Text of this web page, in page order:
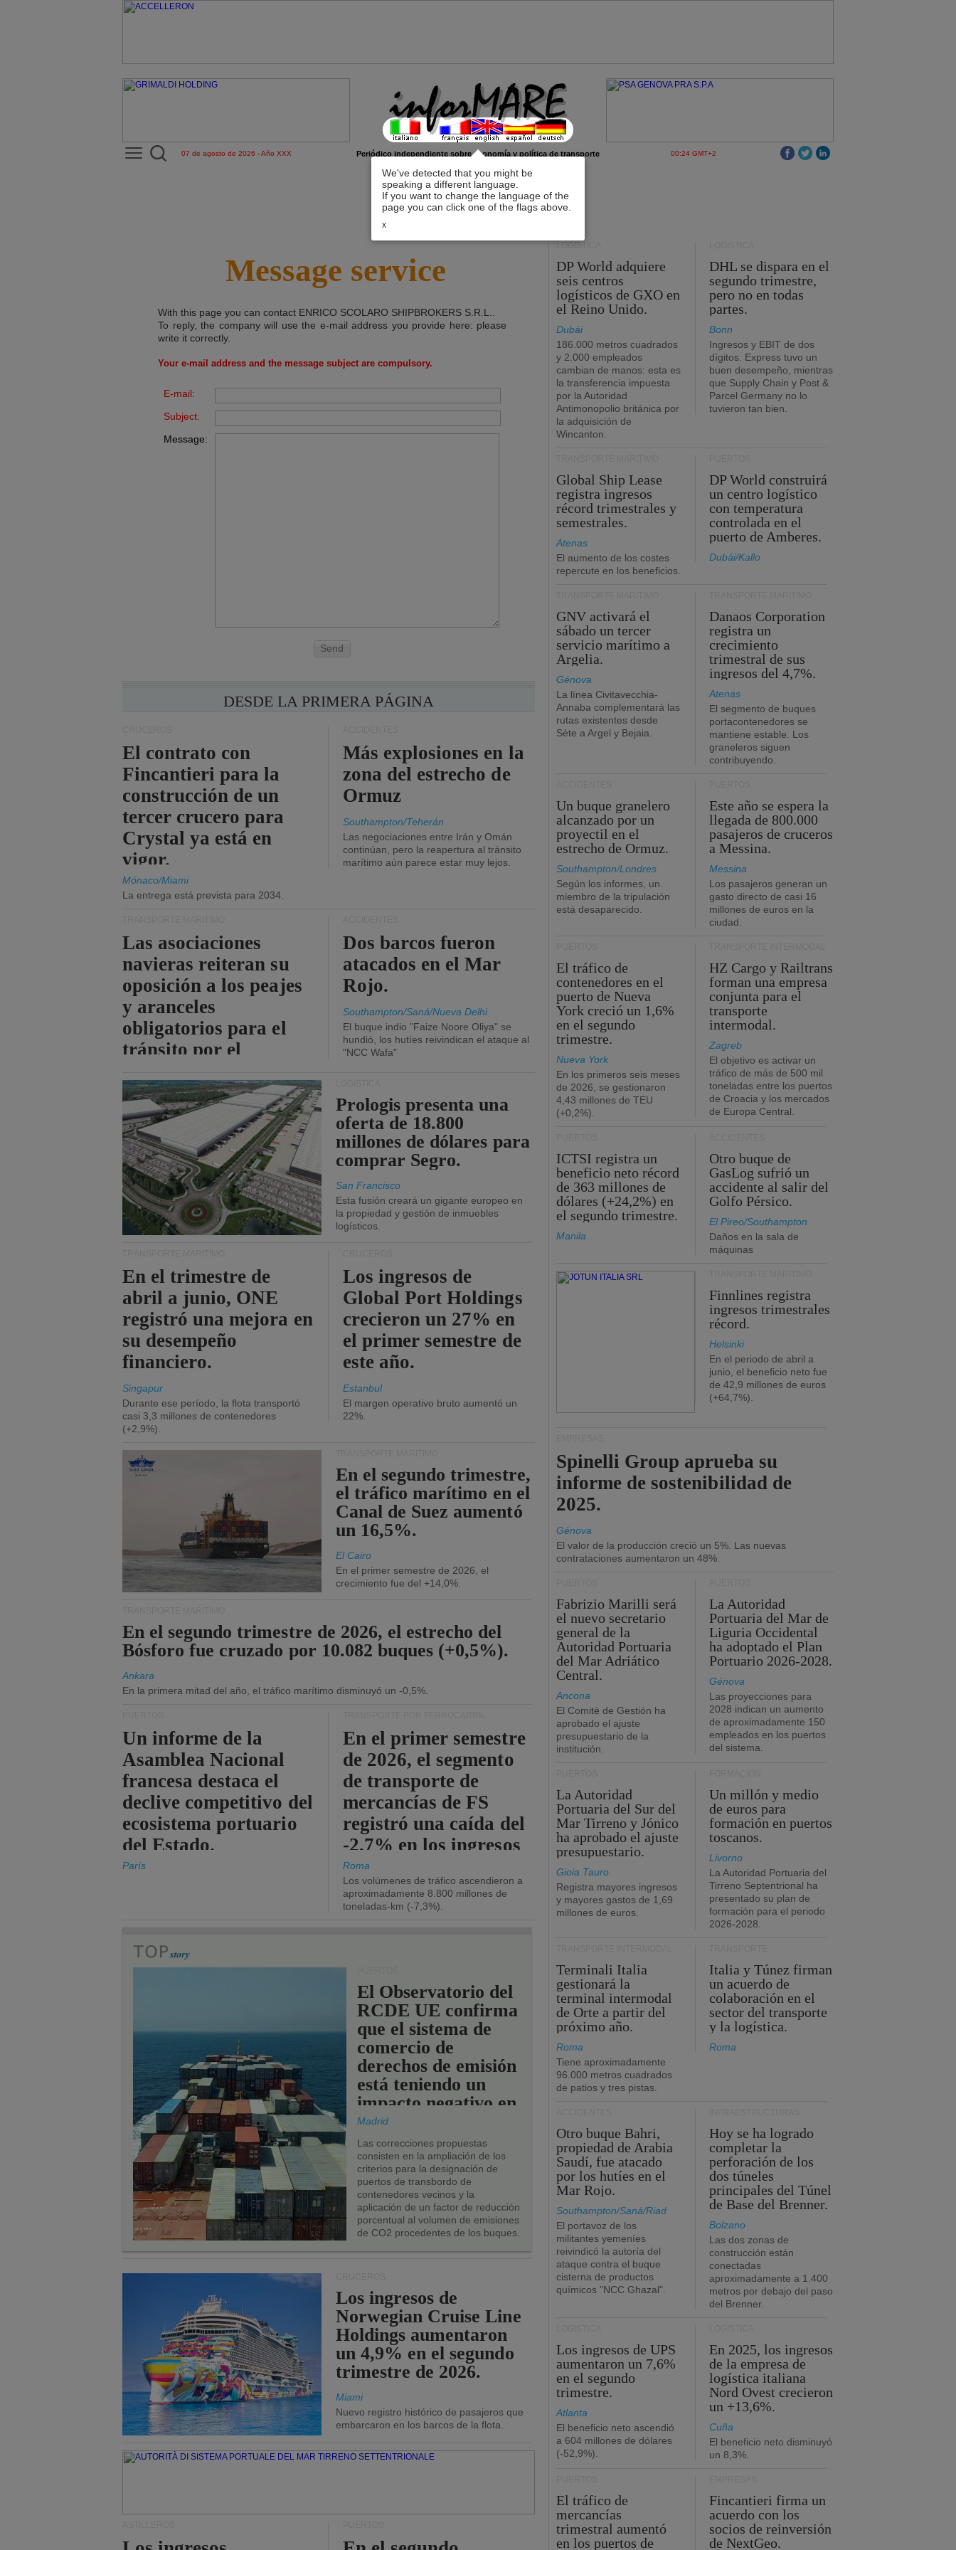
We've detected that you might be
speaking a different language.
If you want to change the language of the
page you can click one of the flags above.
x
07 de agosto de 2026 - Año XXX Periódico independiente sobre economía y política de transporte 00:24 GMT+2
Message service
With this page you can contact ENRICO SCOLARO SHIPBROKERS S.R.L.
To reply, the company will use the e-mail address you provide here: please
write it correctly.
Your e-mail address and the message subject are compulsory.
E-mail:
Subject:
Message:
Send
DESDE LA PRIMERA PÁGINA
El contrato con
Fincantieri para la
construcción de un
tercer crucero para
Crystal ya está en
vigor.
Mónaco/Miami
La entrega está prevista para 2034.
Más explosiones en la
zona del estrecho de
Ormuz
Southampton/Teherán
Las negociaciones entre Irán y Omán
continúan, pero la reapertura al tránsito
marítimo aún parece estar muy lejos.
Las asociaciones
navieras reiteran su
oposición a los peajes
y aranceles
obligatorios para el
tránsito por el
Dos barcos fueron
atacados en el Mar
Rojo.
Southampton/Saná/Nueva Delhi
El buque indio "Faize Noore Oliya" se
hundió, los hutíes reivindican el ataque al
"NCC Wafa"
Prologis presenta una
oferta de 18.800
millones de dólares para
comprar Segro.
San Francisco
Esta fusión creará un gigante europeo en
la propiedad y gestión de inmuebles
logísticos.
En el trimestre de
abril a junio, ONE
registró una mejora en
su desempeño
financiero.
Singapur
Durante ese período, la flota transportó
casi 3,3 millones de contenedores
(+2,9%).
Los ingresos de
Global Port Holdings
crecieron un 27% en
el primer semestre de
este año.
Estanbul
El margen operativo bruto aumentó un
22%.
En el segundo trimestre,
el tráfico marítimo en el
Canal de Suez aumentó
un 16,5%.
El Cairo
En el primer semestre de 2026, el
crecimiento fue del +14,0%.
En el segundo trimestre de 2026, el estrecho del
Bósforo fue cruzado por 10.082 buques (+0,5%).
Ankara
En la primera mitad del año, el tráfico marítimo disminuyó un -0,5%.
Un informe de la
Asamblea Nacional
francesa destaca el
declive competitivo del
ecosistema portuario
del Estado.
París
En el primer semestre
de 2026, el segmento
de transporte de
mercancías de FS
registró una caída del
-2,7% en los ingresos
operativos.
Roma
Los volúmenes de tráfico ascendieron a
aproximadamente 8.800 millones de
toneladas-km (-7,3%).
El Observatorio del
RCDE UE confirma
que el sistema de
comercio de
derechos de emisión
está teniendo un
impacto negativo en
los puertos de la
UE.
Madrid
Las correcciones propuestas
consisten en la ampliación de los
criterios para la designación de
puertos de transbordo de
contenedores vecinos y la
aplicación de un factor de reducción
porcentual al volumen de emisiones
de CO2 procedentes de los buques.
Los ingresos de
Norwegian Cruise Line
Holdings aumentaron
un 4,9% en el segundo
trimestre de 2026.
Miami
Nuevo registro histórico de pasajeros que
embarcaron en los barcos de la flota.
LOGÍSTICA
DP World adquiere
seis centros
logísticos de GXO en
el Reino Unido.
Dubái
186.000 metros cuadrados
y 2.000 empleados
cambian de manos: esta es
la transferencia impuesta
por la Autoridad
Antimonopolio británica por
la adquisición de
Wincanton.
DHL se dispara en el
segundo trimestre,
pero no en todas
partes.
Bonn
Ingresos y EBIT de dos
dígitos. Express tuvo un
buen desempeño, mientras
que Supply Chain y Post &
Parcel Germany no lo
tuvieron tan bien.
Global Ship Lease
registra ingresos
récord trimestrales y
semestrales.
Atenas
El aumento de los costes
repercute en los beneficios.
DP World construirá
un centro logístico
con temperatura
controlada en el
puerto de Amberes.
Dubái/Kallo
GNV activará el
sábado un tercer
servicio marítimo a
Argelia.
Génova
La línea Civitavecchia-
Annaba complementará las
rutas existentes desde
Sète a Argel y Bejaia.
Danaos Corporation
registra un
crecimiento
trimestral de sus
ingresos del 4,7%.
Atenas
El segmento de buques
portacontenedores se
mantiene estable. Los
graneleros siguen
contribuyendo.
Un buque granelero
alcanzado por un
proyectil en el
estrecho de Ormuz.
Southampton/Londres
Según los informes, un
miembro de la tripulación
está desaparecido.
Este año se espera la
llegada de 800.000
pasajeros de cruceros
a Messina.
Messina
Los pasajeros generan un
gasto directo de casi 16
millones de euros en la
ciudad.
El tráfico de
contenedores en el
puerto de Nueva
York creció un 1,6%
en el segundo
trimestre.
Nueva York
En los primeros seis meses
de 2026, se gestionaron
4,43 millones de TEU
(+0,2%).
HZ Cargo y Railtrans
forman una empresa
conjunta para el
transporte
intermodal.
Zagreb
El objetivo es activar un
tráfico de más de 500 mil
toneladas entre los puertos
de Croacia y los mercados
de Europa Central.
ICTSI registra un
beneficio neto récord
de 363 millones de
dólares (+24,2%) en
el segundo trimestre.
Manila
Otro buque de
GasLog sufrió un
accidente al salir del
Golfo Pérsico.
El Pireo/Southampton
Daños en la sala de
máquinas
Finnlines registra
ingresos trimestrales
récord.
Helsinki
En el periodo de abril a
junio, el beneficio neto fue
de 42,9 millones de euros
(+64,7%).
Spinelli Group aprueba su
informe de sostenibilidad de
2025.
Génova
El valor de la producción creció un 5%. Las nuevas
contrataciones aumentaron un 48%.
Fabrizio Marilli será
el nuevo secretario
general de la
Autoridad Portuaria
del Mar Adriático
Central.
Ancona
El Comité de Gestión ha
aprobado el ajuste
presupuestario de la
institución.
La Autoridad
Portuaria del Mar de
Liguria Occidental
ha adoptado el Plan
Portuario 2026-2028.
Génova
Las proyecciones para
2028 indican un aumento
de aproximadamente 150
empleados en los puertos
del sistema.
La Autoridad
Portuaria del Sur del
Mar Tirreno y Jónico
ha aprobado el ajuste
presupuestario.
Gioia Tauro
Registra mayores ingresos
y mayores gastos de 1,69
millones de euros.
Un millón y medio
de euros para
formación en puertos
toscanos.
Livorno
La Autoridad Portuaria del
Tirreno Septentrional ha
presentado su plan de
formación para el periodo
2026-2028.
Terminali Italia
gestionará la
terminal intermodal
de Orte a partir del
próximo año.
Roma
Tiene aproximadamente
96.000 metros cuadrados
de patios y tres pistas.
Italia y Túnez firman
un acuerdo de
colaboración en el
sector del transporte
y la logística.
Roma
Otro buque Bahri,
propiedad de Arabia
Saudí, fue atacado
por los hutíes en el
Mar Rojo.
Southampton/Saná/Riad
El portavoz de los
militantes yemeníes
reivindicó la autoría del
ataque contra el buque
cisterna de productos
químicos "NCC Ghazal".
Hoy se ha logrado
completar la
perforación de los
dos túneles
principales del Túnel
de Base del Brenner.
Bolzano
Las dos zonas de
construcción están
conectadas
aproximadamente a 1.400
metros por debajo del paso
del Brenner.
Los ingresos de UPS
aumentaron un 7,6%
en el segundo
trimestre.
Atlanta
El beneficio neto ascendió
a 604 millones de dólares
(-52,9%).
En 2025, los ingresos
de la empresa de
logística italiana
Nord Ovest crecieron
un +13,6%.
Cuña
El beneficio neto disminuyó
un 8,3%.
El tráfico de
mercancías
trimestral aumentó
en los puertos de
Fincantieri firma un
acuerdo con los
socios de reinversión
de NextGeo.